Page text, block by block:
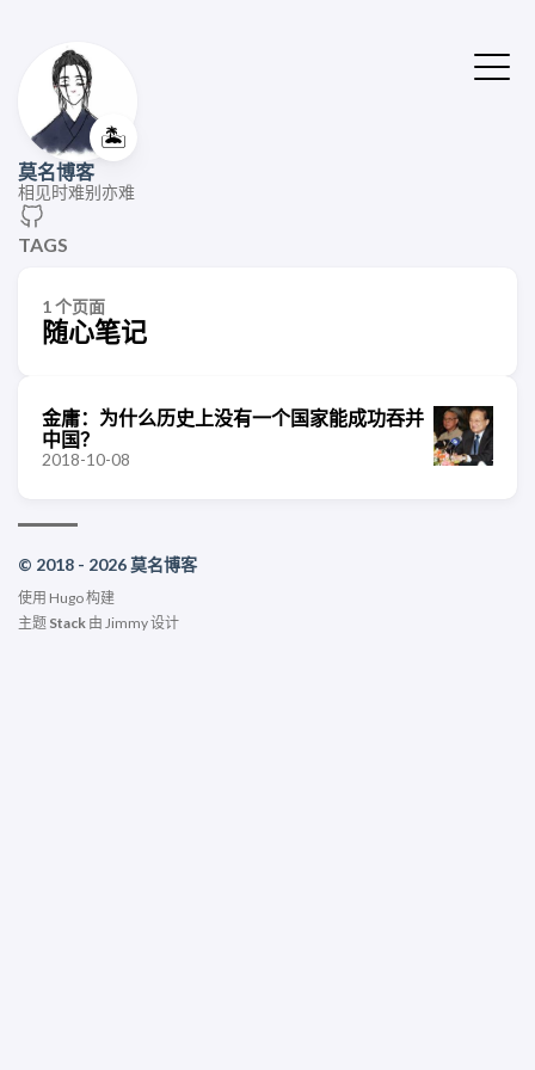
🏝️
莫名博客
相见时难别亦难
TAGS
1 个页面
随心笔记
金庸：为什么历史上没有一个国家能成功吞并
中国？
2018-10-08
© 2018 - 2026 莫名博客
使用 Hugo构建
主题 Stack 由 Jimmy设计